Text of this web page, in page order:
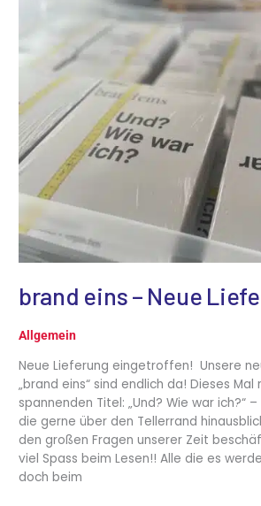
brand eins – Neue
Allgemein
Neue Lieferung eingetroffen! Unsere
„brand eins“ sind endlich da! Dieses Mal
spannenden Titel: „Und? Wie war ich?“
die gerne über den Tellerrand
den großen Fragen unserer Zeit
viel Spass beim Lesen!! Alle die es
doch beim
Neue
Lieferung